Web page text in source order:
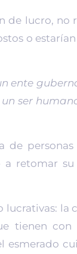
de lucro,
o
ente
ser
a retomar
lucrativas:
tienen con
esmerado